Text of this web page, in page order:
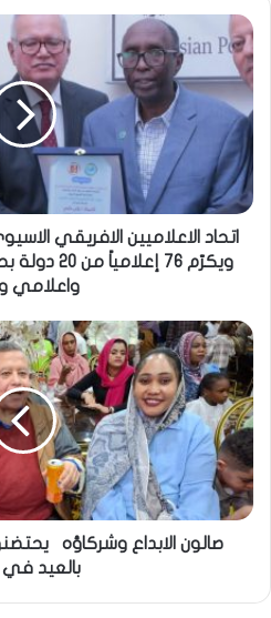
اتحاد الاعلاميين الافريقي
ويكرّم 76
واعلامي
صالون الابداع وشركاؤه
بالعيد